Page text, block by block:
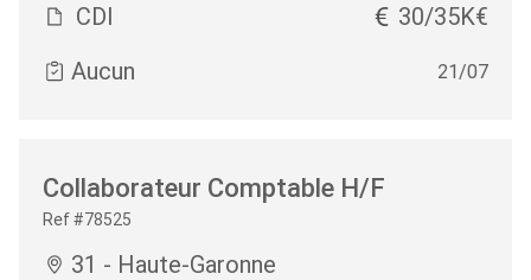
CDI
30/35K€
Aucun
21/07
Collaborateur Comptable H/F
Ref #78525
31 - Haute-Garonne